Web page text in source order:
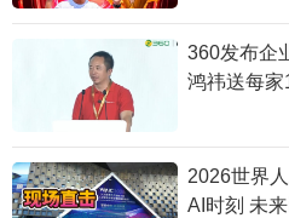
360发布企
鸿祎送每家
2026世界
AI时刻 未来